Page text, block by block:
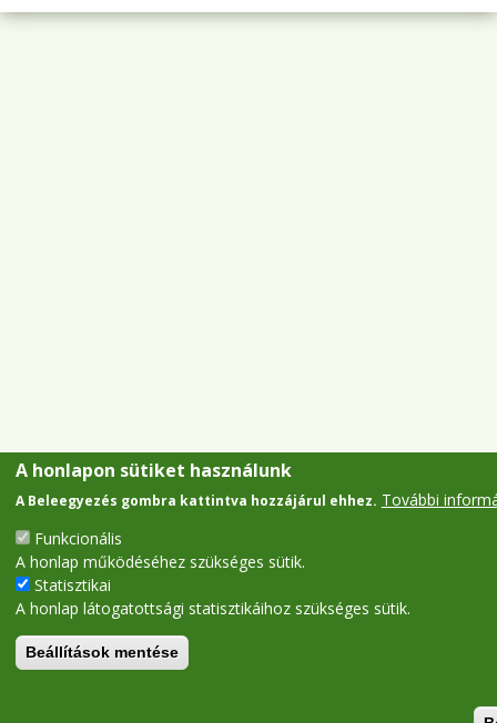
A honlapon sütiket használunk
A Beleegyezés gombra kattintva hozzájárul ehhez. További
Funkcionális
A honlap működéséhez szükséges sütik.
Statisztikai
A honlap látogatottsági statisztikáihoz szükséges sütik.
Beállítások mentése